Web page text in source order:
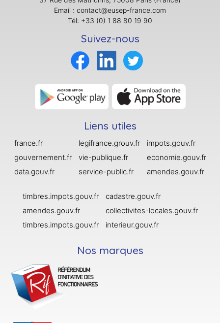
Email : contact@eusep-france.com
Tél: +33 (0) 1 88 80 19 90
Suivez-nous
Liens utiles
france.fr
gouvernement.fr
data.gouv.fr
legifrance.grouv.fr
vie-publique.fr
service-public.fr
impots.gouv.fr
economie.gouv.fr
amendes.gouv.fr
timbres.impots.gouv.fr
amendes.gouv.fr
timbres.impots.gouv.fr
cadastre.gouv.fr
collectivites-locales.gouv.fr
interieur.gouv.fr
Nos marques